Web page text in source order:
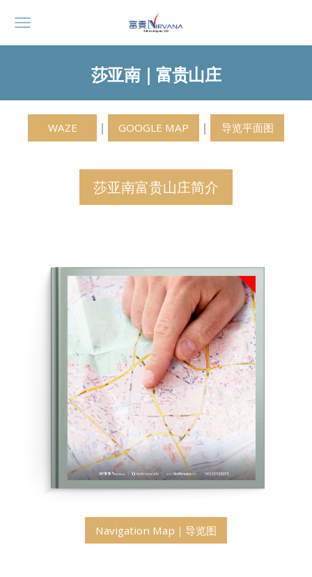
莎亚南｜富贵山庄
WAZE ｜ GOOGLE MAP ｜ 导览平面图
莎亚南富贵山庄简介
Navigation Map｜导览图